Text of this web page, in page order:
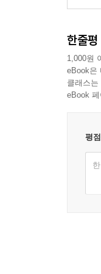
한줄평
1,000원
eBook은
클래스
eBook
평점